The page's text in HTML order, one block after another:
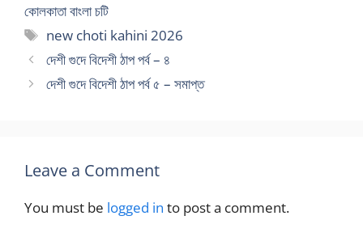
কোলকাতা বাংলা চটি
Tags
new choti kahini 2026
দেশী গুদে বিদেশী ঠাপ পর্ব – ৪
দেশী গুদে বিদেশী ঠাপ পর্ব ৫ – সমাপ্ত
Leave a Comment
You must be logged in to post a comment.